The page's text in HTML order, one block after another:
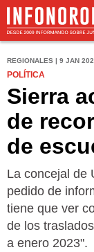
REGIONALES | 9 JAN
POLÍTICA
Sierra
de
de
La concejal de
pedido de
tiene que ver
de los
a enero 2023".